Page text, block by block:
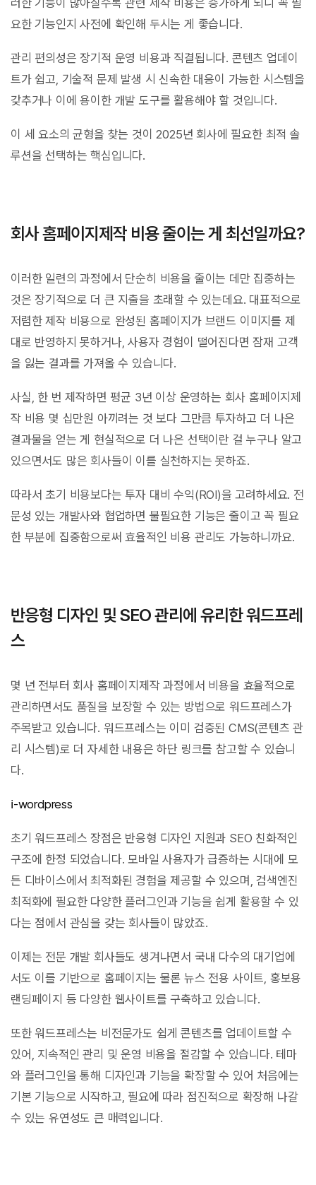
러한 기능이 많아질수록 관련 제작 비용은 증가하게 되니 꼭 필
요한 기능인지 사전에 확인해 두시는 게 좋습니다.
관리 편의성은 장기적 운영 비용과 직결됩니다. 콘텐츠 업데이
트가 쉽고, 기술적 문제 발생 시 신속한 대응이 가능한 시스템을
갖추거나 이에 용이한 개발 도구를 활용해야 할 것입니다.
이 세 요소의 균형을 찾는 것이 2025년 회사에 필요한 최적 솔
루션을 선택하는 핵심입니다.
회사 홈페이지제작 비용 줄이는 게 최선일까요?
이러한 일련의 과정에서 단순히 비용을 줄이는 데만 집중하는
것은 장기적으로 더 큰 지출을 초래할 수 있는데요. 대표적으로
저렴한 제작 비용으로 완성된 홈페이지가 브랜드 이미지를 제
대로 반영하지 못하거나, 사용자 경험이 떨어진다면 잠재 고객
을 잃는 결과를 가져올 수 있습니다.
사실, 한 번 제작하면 평균 3년 이상 운영하는 회사 홈페이지제
작 비용 몇 십만원 아끼려는 것 보다 그만큼 투자하고 더 나은
결과물을 얻는 게 현실적으로 더 나은 선택이란 걸 누구나 알고
있으면서도 많은 회사들이 이를 실천하지는 못하죠.
따라서 초기 비용보다는 투자 대비 수익(ROI)을 고려하세요. 전
문성 있는 개발사와 협업하면 불필요한 기능은 줄이고 꼭 필요
한 부분에 집중함으로써 효율적인 비용 관리도 가능하니까요.
반응형 디자인 및 SEO 관리에 유리한 워드프레
스
몇 년 전부터 회사 홈페이지제작 과정에서 비용을 효율적으로
관리하면서도 품질을 보장할 수 있는 방법으로 워드프레스가
주목받고 있습니다. 워드프레스는 이미 검증된 CMS(콘텐츠 관
리 시스템)로 더 자세한 내용은 하단 링크를 참고할 수 있습니
다.
ℹ︎-wordpress
초기 워드프레스 장점은 반응형 디자인 지원과 SEO 친화적인
구조에 한정 되었습니다. 모바일 사용자가 급증하는 시대에 모
든 디바이스에서 최적화된 경험을 제공할 수 있으며, 검색엔진
최적화에 필요한 다양한 플러그인과 기능을 쉽게 활용할 수 있
다는 점에서 관심을 갖는 회사들이 많았죠.
이제는 전문 개발 회사들도 생겨나면서 국내 다수의 대기업에
서도 이를 기반으로 홈페이지는 물론 뉴스 전용 사이트, 홍보용
랜딩페이지 등 다양한 웹사이트를 구축하고 있습니다.
또한 워드프레스는 비전문가도 쉽게 콘텐츠를 업데이트할 수
있어, 지속적인 관리 및 운영 비용을 절감할 수 있습니다. 테마
와 플러그인을 통해 디자인과 기능을 확장할 수 있어 처음에는
기본 기능으로 시작하고, 필요에 따라 점진적으로 확장해 나갈
수 있는 유연성도 큰 매력입니다.